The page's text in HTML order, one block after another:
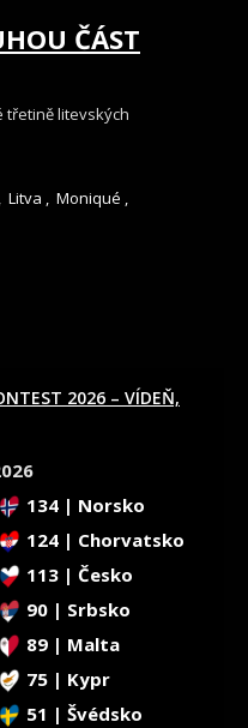
ČÁST
litevských
, Litva , Moniqué ,
2026 – VÍDEŇ,
134 | Norsko
124 | Chorvatsko
113 | Česko
90 | Srbsko
89 | Malta
75 | Kypr
51 | Švédsko